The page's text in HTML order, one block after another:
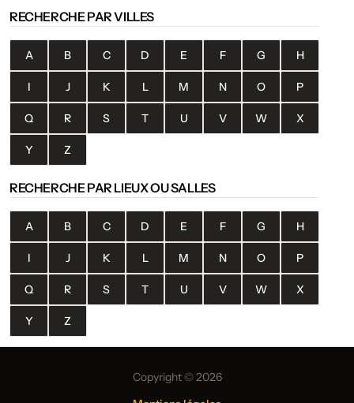
RECHERCHE PAR VILLES
A B C D E F G H
I J K L M N O P
Q R S T U V W X
Y Z
RECHERCHE PAR LIEUX OU SALLES
A B C D E F G H
I J K L M N O P
Q R S T U V W X
Y Z
Copyright © 2026